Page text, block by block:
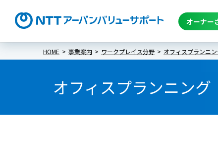
オーナー
HOME 事業案内 ワークプレイス分野 オフィスプランニ
オフィスプランニング